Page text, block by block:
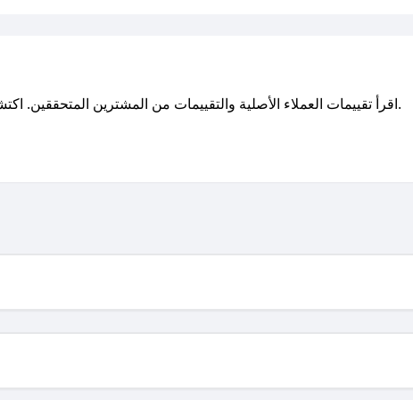
اقرأ تقييمات العملاء الأصلية والتقييمات من المشترين المتحققين. اكتشف ما يعتقده المستخدمون الحقيقيون حول خدمتنا وتعلم من تجاربهم.